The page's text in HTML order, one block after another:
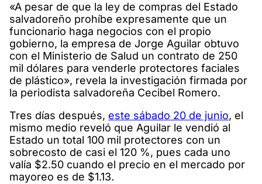
«A pesar de que la ley de compras del Estado
salvadoreño prohíbe expresamente que un
funcionario haga negocios con el propio
gobierno, la empresa de Jorge Aguilar obtuvo
con el Ministerio de Salud un contrato de 250
mil dólares para venderle protectores faciales
de plástico», revela la investigación firmada por
la periodista salvadoreña Cecibel Romero.
Tres días después, este sábado 20 de junio, el
mismo medio reveló que Aguilar le vendió al
Estado un total 100 mil protectores con un
sobrecosto de casi el 120 %, pues cada uno
valía $2.50 cuando el precio en el mercado por
mayoreo es de $1.13.